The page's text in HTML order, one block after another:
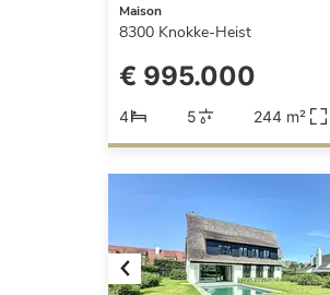
Maison
8300 Knokke-Heist
€ 995.000
4 5 244 m²
Previous